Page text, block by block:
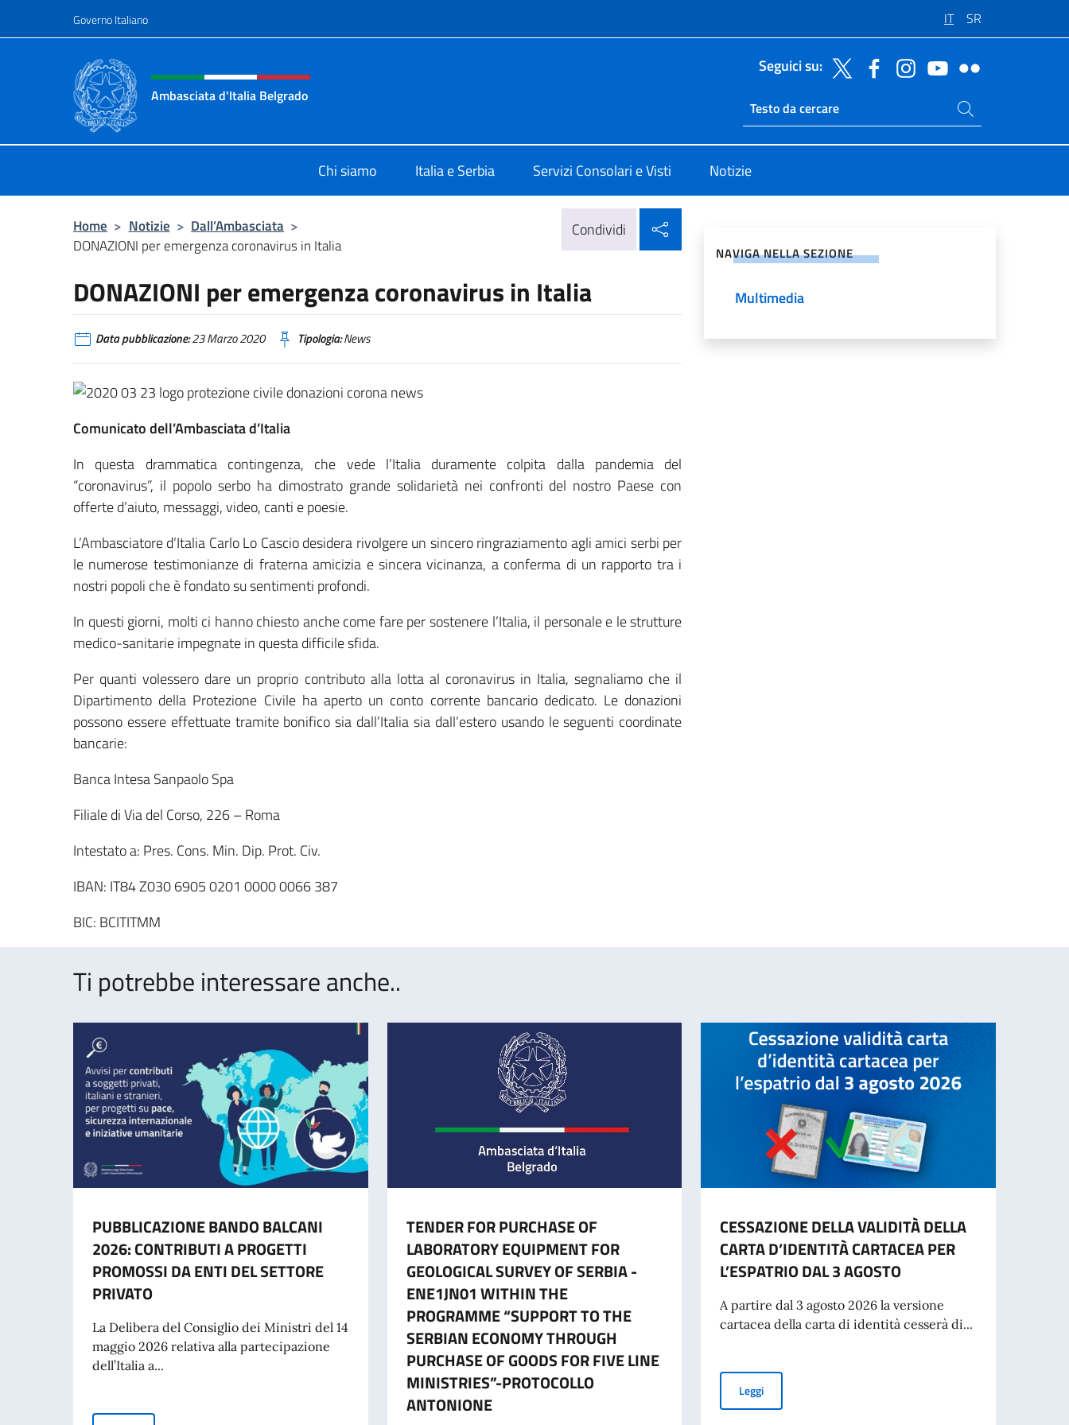
Governo Italiano IT SR
Intestazione sito, social e menù
Ambasciata d'Italia Belgrado
Seguici su:
Ricerca sito live
Cerca nel sito
Chi siamo Italia e Serbia Servizi Consolari e Visti Notizie
Home > Notizie > Dall’Ambasciata >
DONAZIONI per emergenza coronavirus in Italia
Condividi
DONAZIONI per emergenza coronavirus in Italia
Data pubblicazione:23 Marzo 2020 Tipologia:News
Comunicato dell’Ambasciata d’Italia
In questa drammatica contingenza, che vede l’Italia duramente colpita dalla pandemia del
“coronavirus”, il popolo serbo ha dimostrato grande solidarietà nei confronti del nostro Paese con
offerte d’aiuto, messaggi, video, canti e poesie.
L’Ambasciatore d’Italia Carlo Lo Cascio desidera rivolgere un sincero ringraziamento agli amici serbi per
le numerose testimonianze di fraterna amicizia e sincera vicinanza, a conferma di un rapporto tra i
nostri popoli che è fondato su sentimenti profondi.
In questi giorni, molti ci hanno chiesto anche come fare per sostenere l’Italia, il personale e le strutture
medico-sanitarie impegnate in questa difficile sfida.
Per quanti volessero dare un proprio contributo alla lotta al coronavirus in Italia, segnaliamo che il
Dipartimento della Protezione Civile ha aperto un conto corrente bancario dedicato. Le donazioni
possono essere effettuate tramite bonifico sia dall’Italia sia dall’estero usando le seguenti coordinate
bancarie:
Banca Intesa Sanpaolo Spa
Filiale di Via del Corso, 226 – Roma
Intestato a: Pres. Cons. Min. Dip. Prot. Civ.
IBAN: IT84 Z030 6905 0201 0000 0066 387
BIC: BCITITMM
NAVIGA NELLA SEZIONE
Multimedia
Ti potrebbe interessare anche..
PUBBLICAZIONE BANDO BALCANI
2026: CONTRIBUTI A PROGETTI
PROMOSSI DA ENTI DEL SETTORE
PRIVATO
La Delibera del Consiglio dei Ministri del 14
maggio 2026 relativa alla partecipazione
dell’Italia a...
TENDER FOR PURCHASE OF
LABORATORY EQUIPMENT FOR
GEOLOGICAL SURVEY OF SERBIA -
ENE1JN01 WITHIN THE
PROGRAMME “SUPPORT TO THE
SERBIAN ECONOMY THROUGH
PURCHASE OF GOODS FOR FIVE LINE
MINISTRIES”-PROTOCOLLO
ANTONIONE
CESSAZIONE DELLA VALIDITÀ DELLA
CARTA D’IDENTITÀ CARTACEA PER
L’ESPATRIO DAL 3 AGOSTO
A partire dal 3 agosto 2026 la versione
cartacea della carta di identità cesserà di...
LeggiCESSAZIONE DELLA VALIDITÀ DELLA CARTA D’IDENTITÀ